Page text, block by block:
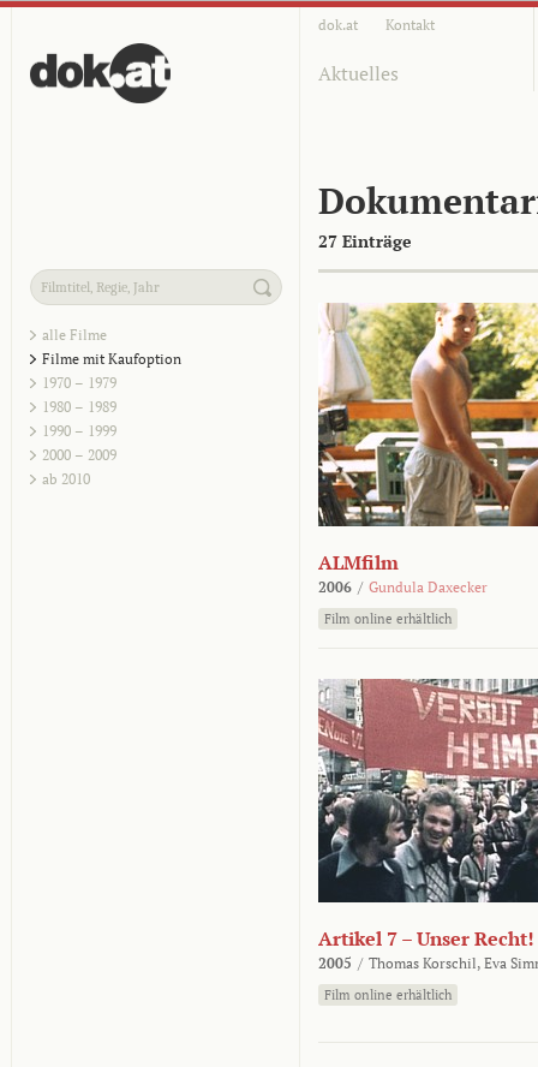
dok.at Kontakt
Aktuelles
27 Einträge
alle Filme
Filme mit Kaufoption
1970 – 1979
1980 – 1989
1990 – 1999
2000 – 2009
ab 2010
ALMfilm
2006 / Gundula Daxecker
Film online erhältlich
Artikel 7 – Unser Recht!
2005 / Thomas Korschil, Eva
Film online erhältlich